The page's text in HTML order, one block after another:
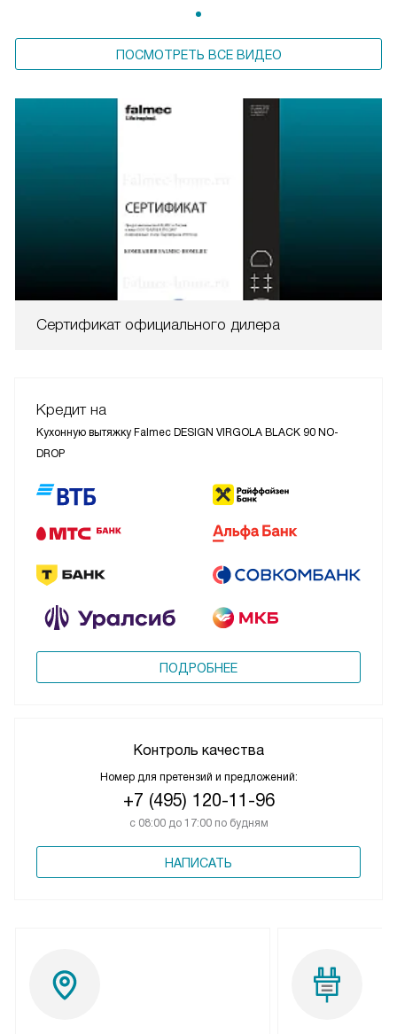
ПОСМОТРЕТЬ ВСЕ ВИДЕО
Сертификат официального дилера
Кредит на
Кухонную вытяжку Falmec DESIGN VIRGOLA BLACK 90 NO-
DROP
ПОДРОБНЕЕ
Контроль качества
Номер для претензий и предложений:
+7 (495) 120-11-96
с 08:00 до 17:00 по будням
НАПИСАТЬ